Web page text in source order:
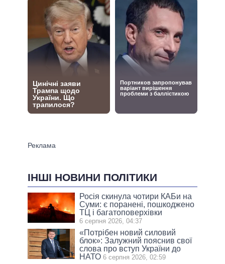
ІНШІ НОВИНИ ПОЛІТИКИ
Росія скинула чотири КАБи на
Суми: є поранені, пошкоджено
ТЦ і багатоповерхівки
6 серпня 2026, 04:37
«Потрібен новий силовий
блок»: Залужний пояснив свої
слова про вступ України до
НАТО 6 серпня 2026, 02:59